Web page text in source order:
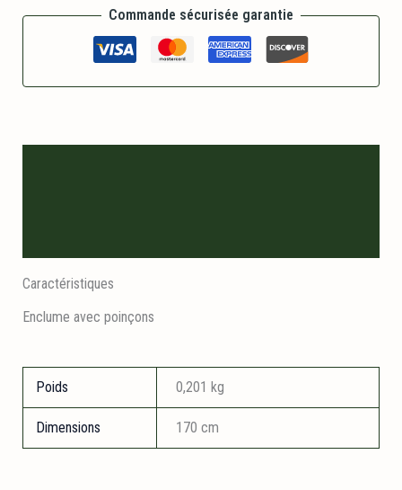
Commande sécurisée garantie
Caractéristiques
Enclume avec poinçons
Poids 0,201 kg
Dimensions 170 cm